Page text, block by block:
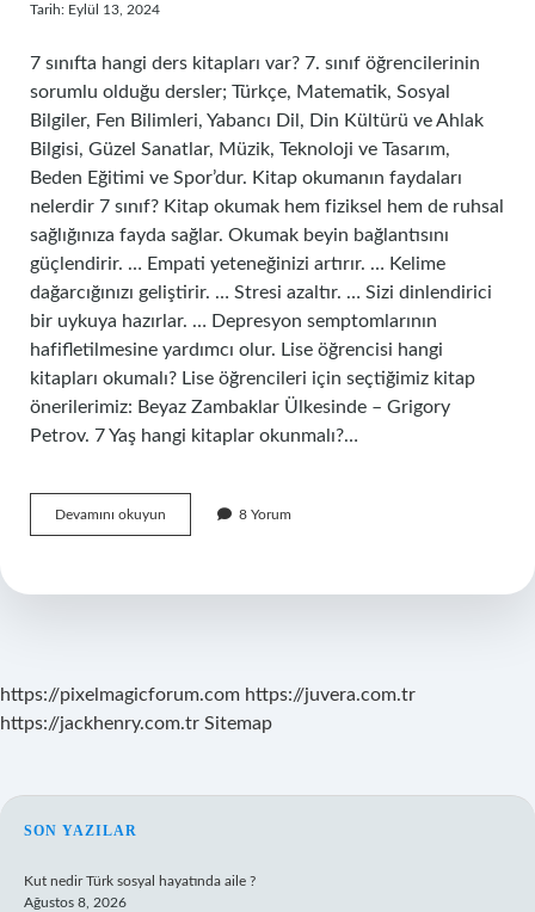
Tarih: Eylül 13, 2024
7 sınıfta hangi ders kitapları var? 7. sınıf öğrencilerinin
sorumlu olduğu dersler; Türkçe, Matematik, Sosyal
Bilgiler, Fen Bilimleri, Yabancı Dil, Din Kültürü ve Ahlak
Bilgisi, Güzel Sanatlar, Müzik, Teknoloji ve Tasarım,
Beden Eğitimi ve Spor’dur. Kitap okumanın faydaları
nelerdir 7 sınıf? Kitap okumak hem fiziksel hem de ruhsal
sağlığınıza fayda sağlar. Okumak beyin bağlantısını
güçlendirir. … Empati yeteneğinizi artırır. … Kelime
dağarcığınızı geliştirir. … Stresi azaltır. … Sizi dinlendirici
bir uykuya hazırlar. … Depresyon semptomlarının
hafifletilmesine yardımcı olur. Lise öğrencisi hangi
kitapları okumalı? Lise öğrencileri için seçtiğimiz kitap
önerilerimiz: Beyaz Zambaklar Ülkesinde – Grigory
Petrov. 7 Yaş hangi kitaplar okunmalı?…
Devamını okuyun
Sınıfta
Okunmalı
8 Yorum
https://pixelmagicforum.com https://juvera.com.tr
https://jackhenry.com.tr Sitemap
SIDEBAR
SON YAZILAR
Kut nedir Türk sosyal hayatında aile ?
Ağustos 8, 2026